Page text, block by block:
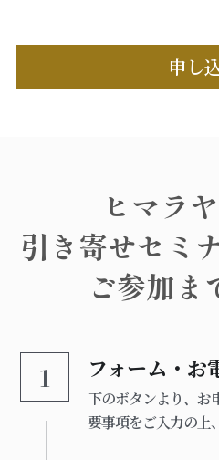
申し
ヒマラ
引き寄せセミ
ご参加ま
1 フォーム・お
下のボタンより、お
要事項をご入力の上